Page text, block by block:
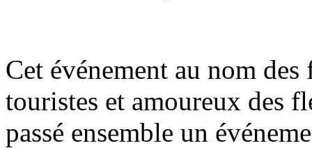
Cet événement au nom
touristes et amoureux des
passé ensemble un